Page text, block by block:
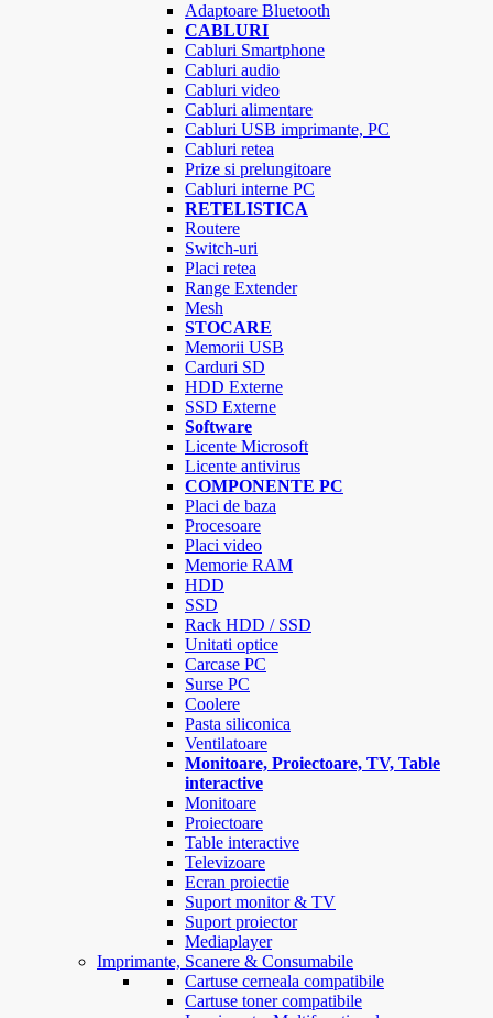
Adaptoare Bluetooth
CABLURI
Cabluri Smartphone
Cabluri audio
Cabluri video
Cabluri alimentare
Cabluri USB imprimante, PC
Cabluri retea
Prize si prelungitoare
Cabluri interne PC
RETELISTICA
Routere
Switch-uri
Placi retea
Range Extender
Mesh
STOCARE
Memorii USB
Carduri SD
HDD Externe
SSD Externe
Software
Licente Microsoft
Licente antivirus
COMPONENTE PC
Placi de baza
Procesoare
Placi video
Memorie RAM
HDD
SSD
Rack HDD / SSD
Unitati optice
Carcase PC
Surse PC
Coolere
Pasta siliconica
Ventilatoare
Monitoare, Proiectoare, TV, Table
interactive
Monitoare
Proiectoare
Table interactive
Televizoare
Ecran proiectie
Suport monitor & TV
Suport proiector
Mediaplayer
Imprimante, Scanere & Consumabile
Cartuse cerneala compatibile
Cartuse toner compatibile